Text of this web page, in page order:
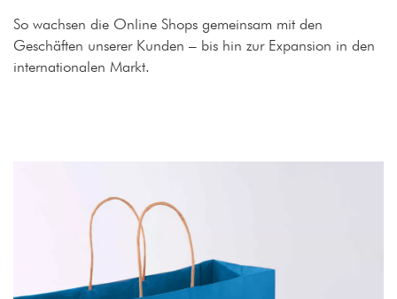
So wachsen die Online Shops gemeinsam mit den
Geschäften unserer Kunden – bis hin zur Expansion in den
internationalen Markt.